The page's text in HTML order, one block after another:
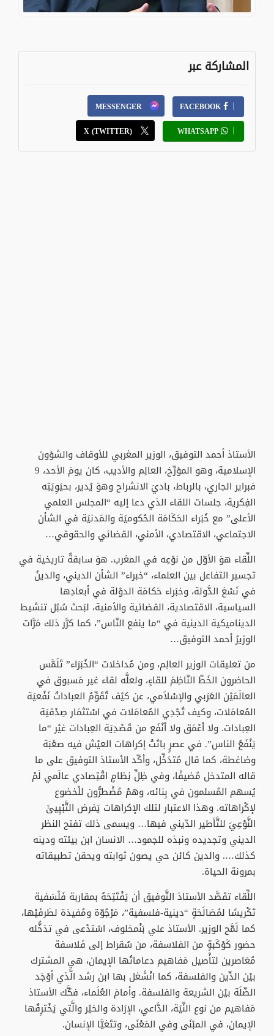
المشاركة عبر
FACEBOOK
MESSENGER
WHATSAPP
X (TWITTER)
الأستاذ أحمد التوفيق، الوزير المغربي للأوقاف والشؤون
الإسلامية، وهو المؤرِّخ، العالِم والأديب، كان يومَ الأحد، 9
فبراير الجاري، بالرباط، باديَ الانشراح وهوَ يُدير، بحيَوِيَتِه
الفِكرية، جلسات اللقاء الذي دعا إليه “المجلس العلمي
الأعلى” مع خُبَراء الحَكَامَة الحُكوميَة والمَدنيَة في الشأن
الاجتماعي، الاقتصادي، الأمني، القضائي والحقوقي…
اللِّقاء هوَ الأوّل من نوْعِه في المغرب. هوَ سابقةٌ تاريخية في
تجسير التفاعل بين العلماء، “خبراء” الشأن الديني، والدينُ
في نَسْغ الدَّولة، وخبَراء حَكامَة الدوْلة في أبعادِها
السياسية، الاقتصادية، القضائية والأمنية، لبَحث سُبُل تنشيط
الديناميكية الدينية في “ما ينفع النّاس”، كما كرَّر ذلك مَرَّات
الوزيرُ أحمد التوفيق…
من تعليقات الوزير العالِم، ومن مُداخلات “الخُبَرَاء” تَلَمَّس
الحاضرون الخَطّ النّاظِمَ للقاءٍ، ولعلَّه لقاء غير مَسبوق في
العالَمَيْن العَرَبي والإسْلاَمي، عن كيْف تُقَوِّمُ العباداتُ نَفْعيَة
المُعامَلات، وكيف تُجْدِي المُعامَلات في اسْتثمَار صِدْقيَة
العِبادات. ولا أعْمَق ولا أنْفَع من قَصْدِيَة العِبادات غيْر “ما
يَنْفَعُ الناس”. في عصرٍ باتَتْ إكراهات العيْش فيه صعْبَة
وضاغطة، كما قال مُتدَخِّل، وأكّد الأستاذ التوفيق على ما
قاله المتدخل مُضيفًا، وفي ظِلِّ نِظامٍ اقْتِصادي عالَمي لَمْ
يُسهم المُسلمون في بِنائه، وهمْ مُضْطرُّون للْخضوع
لإكْراهاته. وهذا الاعتبار لتلك الإكراهات يَفرض التَّبْيِيئَ
النَّوْعِيَ للتَّأطير الدّيني فيها… ويسمى ذلك تفتح النظر
الديني وتجديده ونبذه للجمود… الانسان ابن بيئته ودينه
كذلك…. والدين كائن حي يصون ثوابته ويحقن تطبيقاته
بمرونة الحياة.
اللِّقاء تقَصَّد الأستاذ التَّوفيق أن يَفْتَتِحَهُ بمقاربة فَلْسَفية
تَكْريسًا لمُصَالَحَةٍ “دينية-فلسفية”، مَرْجُوّة ومُفيدَة لطَرفَيْها،
كما لَمَّح الوزير. الأستاذ علي بَنْمخلوف، اسْتدْعى في تدَخُّله
حضور كَوْكَبةٍ من الفلاسفة، من سُقراط إلى فَلاسفة
مُعَاصرين لتأْصيل مَفاهيم دعاماتُها الإيمان، هي المشترك
بيْن الدِّين والفلسفة، كما انْشَغل بها ابن رشد الَّذي أوْجَد
الصِّلَة بيْن الشريعة والفلسفة. وأمامَ العُلَماء، فكَّك الأستاذ
مَفاهيم من نوع النِّيَة، الدَّاعي، الإرَادة والخيْر والَّتي يَخْترِقُها
الإيمان، في المبْنَى وفي المَعْنَى، وتتَغيَّا الإنسان.